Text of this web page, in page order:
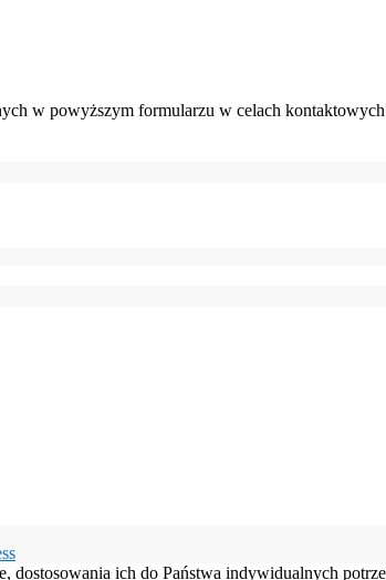
w powyższym formularzu w celach
ich do Państwa indywidualnych